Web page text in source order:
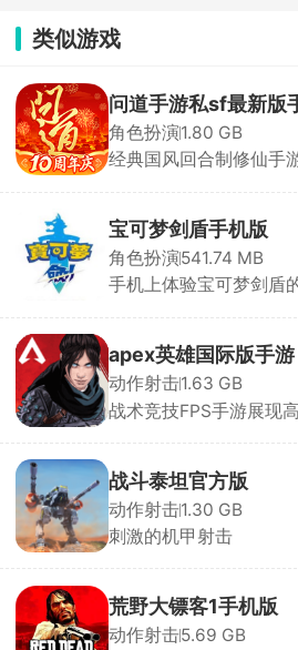
类似游戏
问道手游私sf最新版
角色扮演1.80 GB
经典国风回合制修仙手
宝可梦剑盾手机版
角色扮演541.74 MB
手机上体验宝可梦剑盾
apex英雄国际版手游
动作射击1.63 GB
战术竞技FPS手游展现
战斗泰坦官方版
动作射击1.30 GB
刺激的机甲射击
荒野大镖客1手机版
动作射击5.69 GB